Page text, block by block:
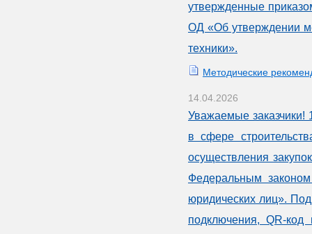
утвержденные
ОД «Об утверждении
техники».
Методические
14.04.2026
Уважаемые заказчики!
в сфере
осуществления
Федеральным
юридических лиц».
подключения, QR-